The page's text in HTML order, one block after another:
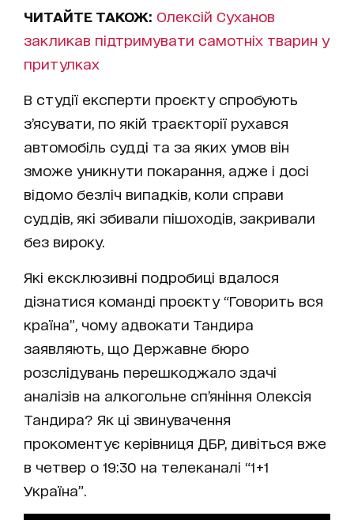
ЧИТАЙТЕ ТАКОЖ: Олексій Суханов
закликав підтримувати самотніх тварин у
притулках
В студії експерти проєкту спробують
з’ясувати, по якій траєкторії рухався
автомобіль судді та за яких умов він
зможе уникнути покарання, адже і досі
відомо безліч випадків, коли справи
суддів, які збивали пішоходів, закривали
без вироку.
Які ексклюзивні подробиці вдалося
дізнатися команді проєкту “Говорить вся
країна”, чому адвокати Тандира
заявляють, що Державне бюро
розслідувань перешкоджало здачі
аналізів на алкогольне сп’яніння Олексія
Тандира? Як ці звинувачення
прокоментує керівниця ДБР, дивіться вже
в четвер о 19:30 на телеканалі “1+1
Україна”.